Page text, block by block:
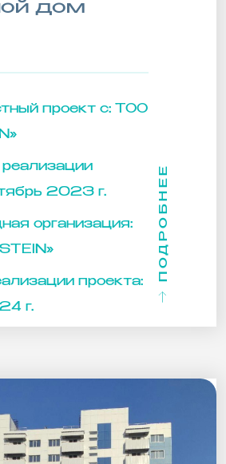
дом
проект с: ТОО
2023 г.
организация:
проекта:
г.
ПОДРОБНЕЕ